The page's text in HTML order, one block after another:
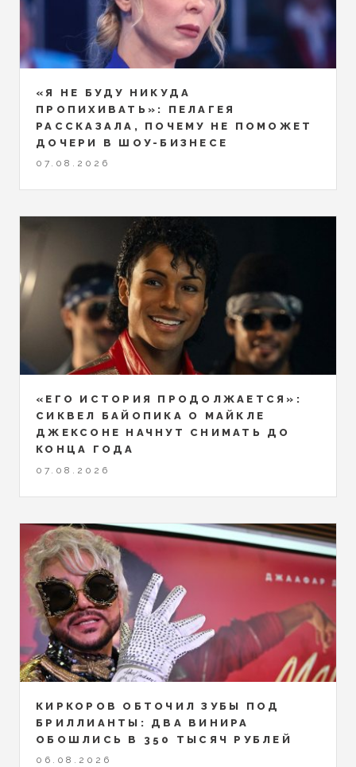
«Я НЕ БУДУ НИКУДА
ПРОПИХИВАТЬ»: ПЕЛАГЕЯ
РАССКАЗАЛА, ПОЧЕМУ НЕ ПОМОЖЕТ
ДОЧЕРИ В ШОУ-БИЗНЕСЕ
07.08.2026
«ЕГО ИСТОРИЯ ПРОДОЛЖАЕТСЯ»:
СИКВЕЛ БАЙОПИКА О МАЙКЛЕ
ДЖЕКСОНЕ НАЧНУТ СНИМАТЬ ДО
КОНЦА ГОДА
07.08.2026
КИРКОРОВ ОБТОЧИЛ ЗУБЫ ПОД
БРИЛЛИАНТЫ: ДВА ВИНИРА
ОБОШЛИСЬ В 350 ТЫСЯЧ РУБЛЕЙ
06.08.2026